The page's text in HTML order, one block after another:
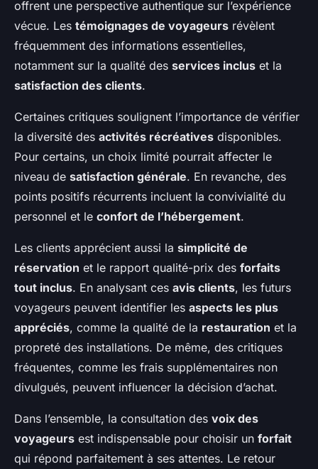
offrent une perspective authentique sur l’expérience
vécue. Les témoignages de voyageurs révèlent
fréquemment des informations essentielles,
notamment sur la qualité des services inclus et la
satisfaction des clients.
Certaines critiques soulignent l’importance de vérifier
la diversité des activités récréatives disponibles.
Pour certains, un choix limité pourrait affecter le
niveau de satisfaction générale. En revanche, des
points positifs récurrents incluent la convivialité du
personnel et le confort de l’hébergement.
Les clients apprécient aussi la simplicité de
réservation et le rapport qualité-prix des forfaits
tout inclus. En analysant ces avis clients, les futurs
voyageurs peuvent identifier les aspects les plus
appréciés, comme la qualité de la restauration et la
propreté des installations. De même, des critiques
fréquentes, comme les frais supplémentaires non
divulgués, peuvent influencer la décision d’achat.
Dans l’ensemble, la consultation des voix des
voyageurs est indispensable pour choisir un forfait
qui répond parfaitement à ses attentes. Le retour